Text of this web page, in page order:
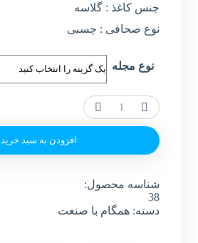
جنس کاغذ : گلاسه
نوع صحافی : چسبی
نوع مجله
شماره
38
تیر
مرداد
1403
عدد
افزودن به سبد خرید
شناسه محصول:
38
دسته:همگام با صنعت